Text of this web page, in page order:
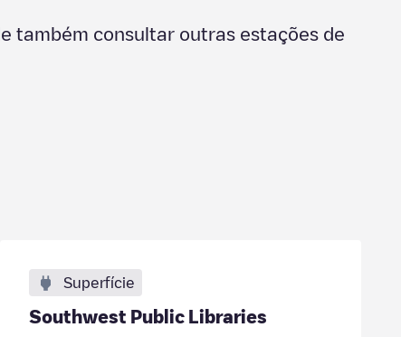
também consultar outras estações de
Superfície
Southwest Public Libraries